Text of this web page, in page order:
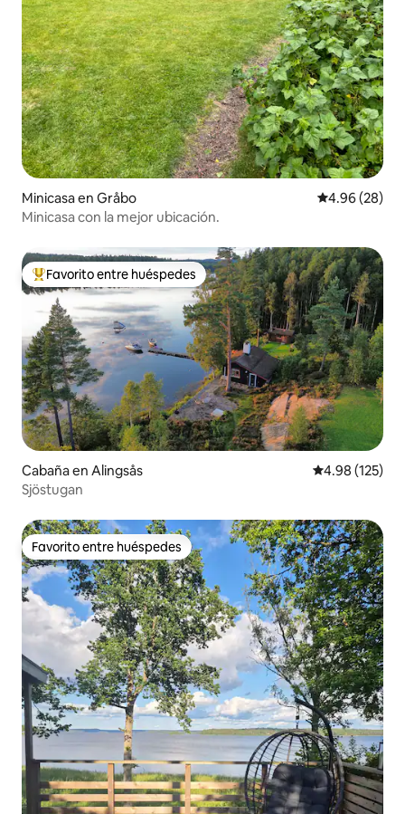
Minicasa en Gråbo Calificación
4.96 (28)
Minicasa con la mejor ubicación.
Favorito entre huéspedes preferido
Favorito entre huéspedes
Cabaña en Alingsås Calificación
4.98 (125)
Sjöstugan
Favorito entre huéspedes
Favorito entre huéspedes